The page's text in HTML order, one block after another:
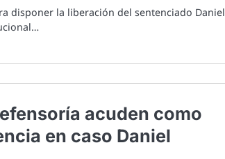
disponer la liberación del sentenciado Daniel
acuden como
en caso Daniel